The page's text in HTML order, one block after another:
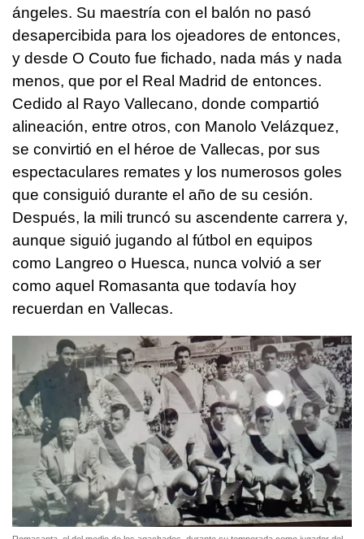
ángeles. Su maestría con el balón no pasó
desapercibida para los ojeadores de entonces,
y desde O Couto fue fichado, nada más y nada
menos, que por el Real Madrid de entonces.
Cedido al Rayo Vallecano, donde compartió
alineación, entre otros, con Manolo Velázquez,
se convirtió en el héroe de Vallecas, por sus
espectaculares remates y los numerosos goles
que consiguió durante el año de su cesión.
Después, la mili truncó su ascendente carrera y,
aunque siguió jugando al fútbol en equipos
como Langreo o Huesca, nunca volvió a ser
como aquel Romasanta que todavía hoy
recuerdan en Vallecas.